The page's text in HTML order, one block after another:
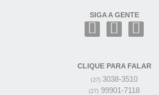
SIGA A GENTE
CLIQUE PARA FALAR
(27) 3038-3510
(27) 99901-7118